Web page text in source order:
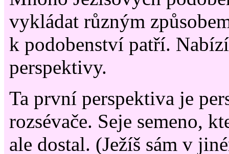
vykládat různým
k podobenství patří.
perspektivy.
Ta první perspektiva je
rozsévače. Seje semeno,
ale dostal. (Ježíš sám v